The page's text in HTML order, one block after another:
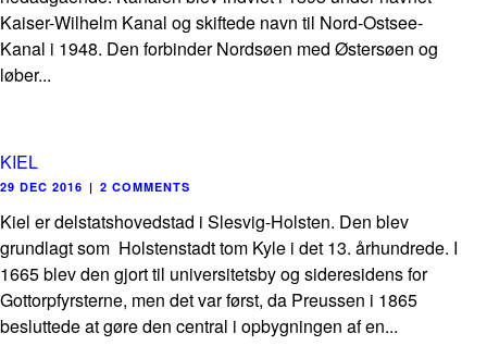
Kaiser-Wilhelm Kanal og skiftede navn til Nord-Ostsee-
Kanal i 1948. Den forbinder Nordsøen med Østersøen og
løber...
KIEL
29 DEC 2016 | 2 COMMENTS
Kiel er delstatshovedstad i Slesvig-Holsten. Den blev
grundlagt som Holstenstadt tom Kyle i det 13. århundrede. I
1665 blev den gjort til universitetsby og sideresidens for
Gottorpfyrsterne, men det var først, da Preussen i 1865
besluttede at gøre den central i opbygningen af en...